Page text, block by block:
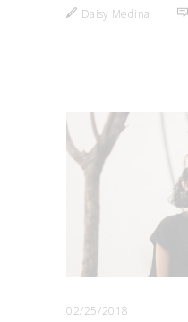
Daisy Medina
02/25/2018